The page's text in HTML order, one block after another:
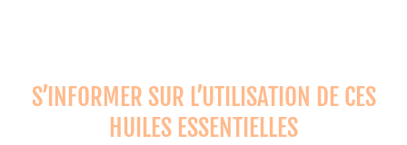
S’INFORMER SUR L’UTILISATION DE CES
HUILES ESSENTIELLES